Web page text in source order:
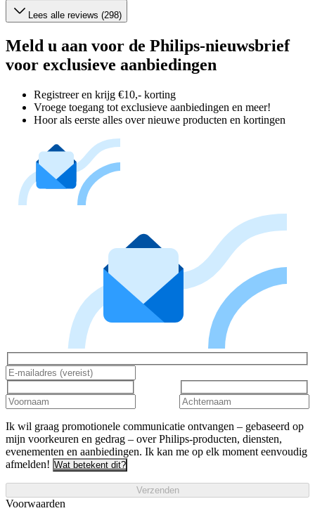
Lees alle reviews (298)
Meld u aan voor de Philips-nieuwsbrief
voor exclusieve aanbiedingen
Registreer en krijg €10,- korting
Vroege toegang tot exclusieve aanbiedingen en meer!
Hoor als eerste alles over nieuwe producten en kortingen
Ik wil graag promotionele communicatie ontvangen – gebaseerd op
mijn voorkeuren en gedrag – over Philips-producten, diensten,
evenementen en aanbiedingen. Ik kan me op elk moment eenvoudig
afmelden! Wat betekent dit?
Verzenden
Voorwaarden